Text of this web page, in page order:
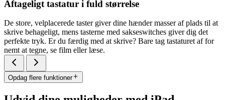
Aftageligt tastatur i fuld størrelse
De store, velplacerede taster giver dine hænder masser af plads til at
skrive behageligt, mens tasterne med sakseswitches giver dig det
perfekte tryk. Er du færdig med at skrive? Bare tag tastaturet af for
nemt at tegne, se film eller læse.
Opdag flere funktioner